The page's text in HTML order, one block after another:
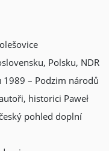
Polsku, NDR
– Podzim národů
historici Paweł
pohled doplní